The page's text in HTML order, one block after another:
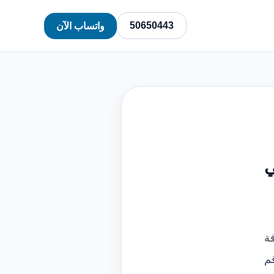
50650443 واتساب الآن
برقم